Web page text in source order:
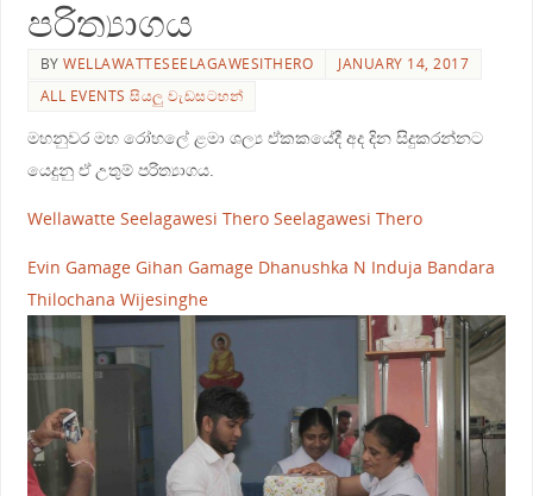
පරිත්‍යාගය
BYWELLAWATTESEELAGAWESITHERO
JANUARY 14, 2017
ALL EVENTS සියලු වැඩසටහන්
මහනුවර මහ රෝහලේ ළමා ශල්‍ය ඒකකයේදී අද දින සිදුකරන්නට
යෙදුනු ඒ උතුම් පරිත්‍යාගය.
Wellawatte Seelagawesi Thero Seelagawesi Thero
Evin Gamage Gihan Gamage Dhanushka N Induja Bandara
Thilochana Wijesinghe